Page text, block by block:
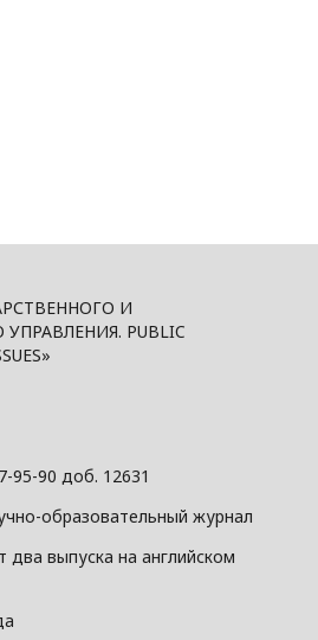
И
PUBLIC
95-90 доб. 12631
образовательный журнал
два выпуска на английском